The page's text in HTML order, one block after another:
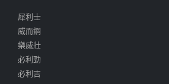
犀利士
威而鋼
樂威壯
必利勁
必利吉